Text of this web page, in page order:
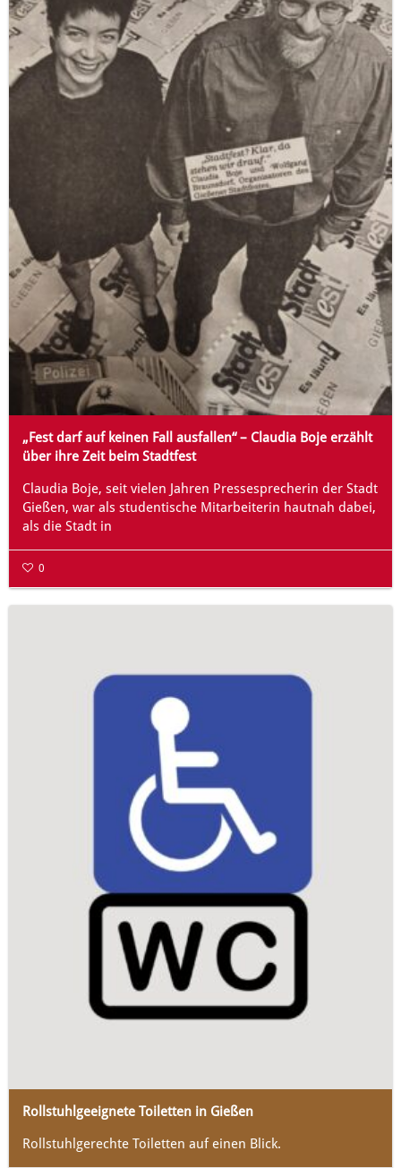
„Fest darf auf keinen Fall ausfallen“ – Claudia Boje erzählt
über ihre Zeit beim Stadtfest
Claudia Boje, seit vielen Jahren Pressesprecherin der Stadt
Gießen, war als studentische Mitarbeiterin hautnah dabei,
als die Stadt in
0
Rollstuhlgeeignete Toiletten in Gießen
Rollstuhlgerechte Toiletten auf einen Blick.